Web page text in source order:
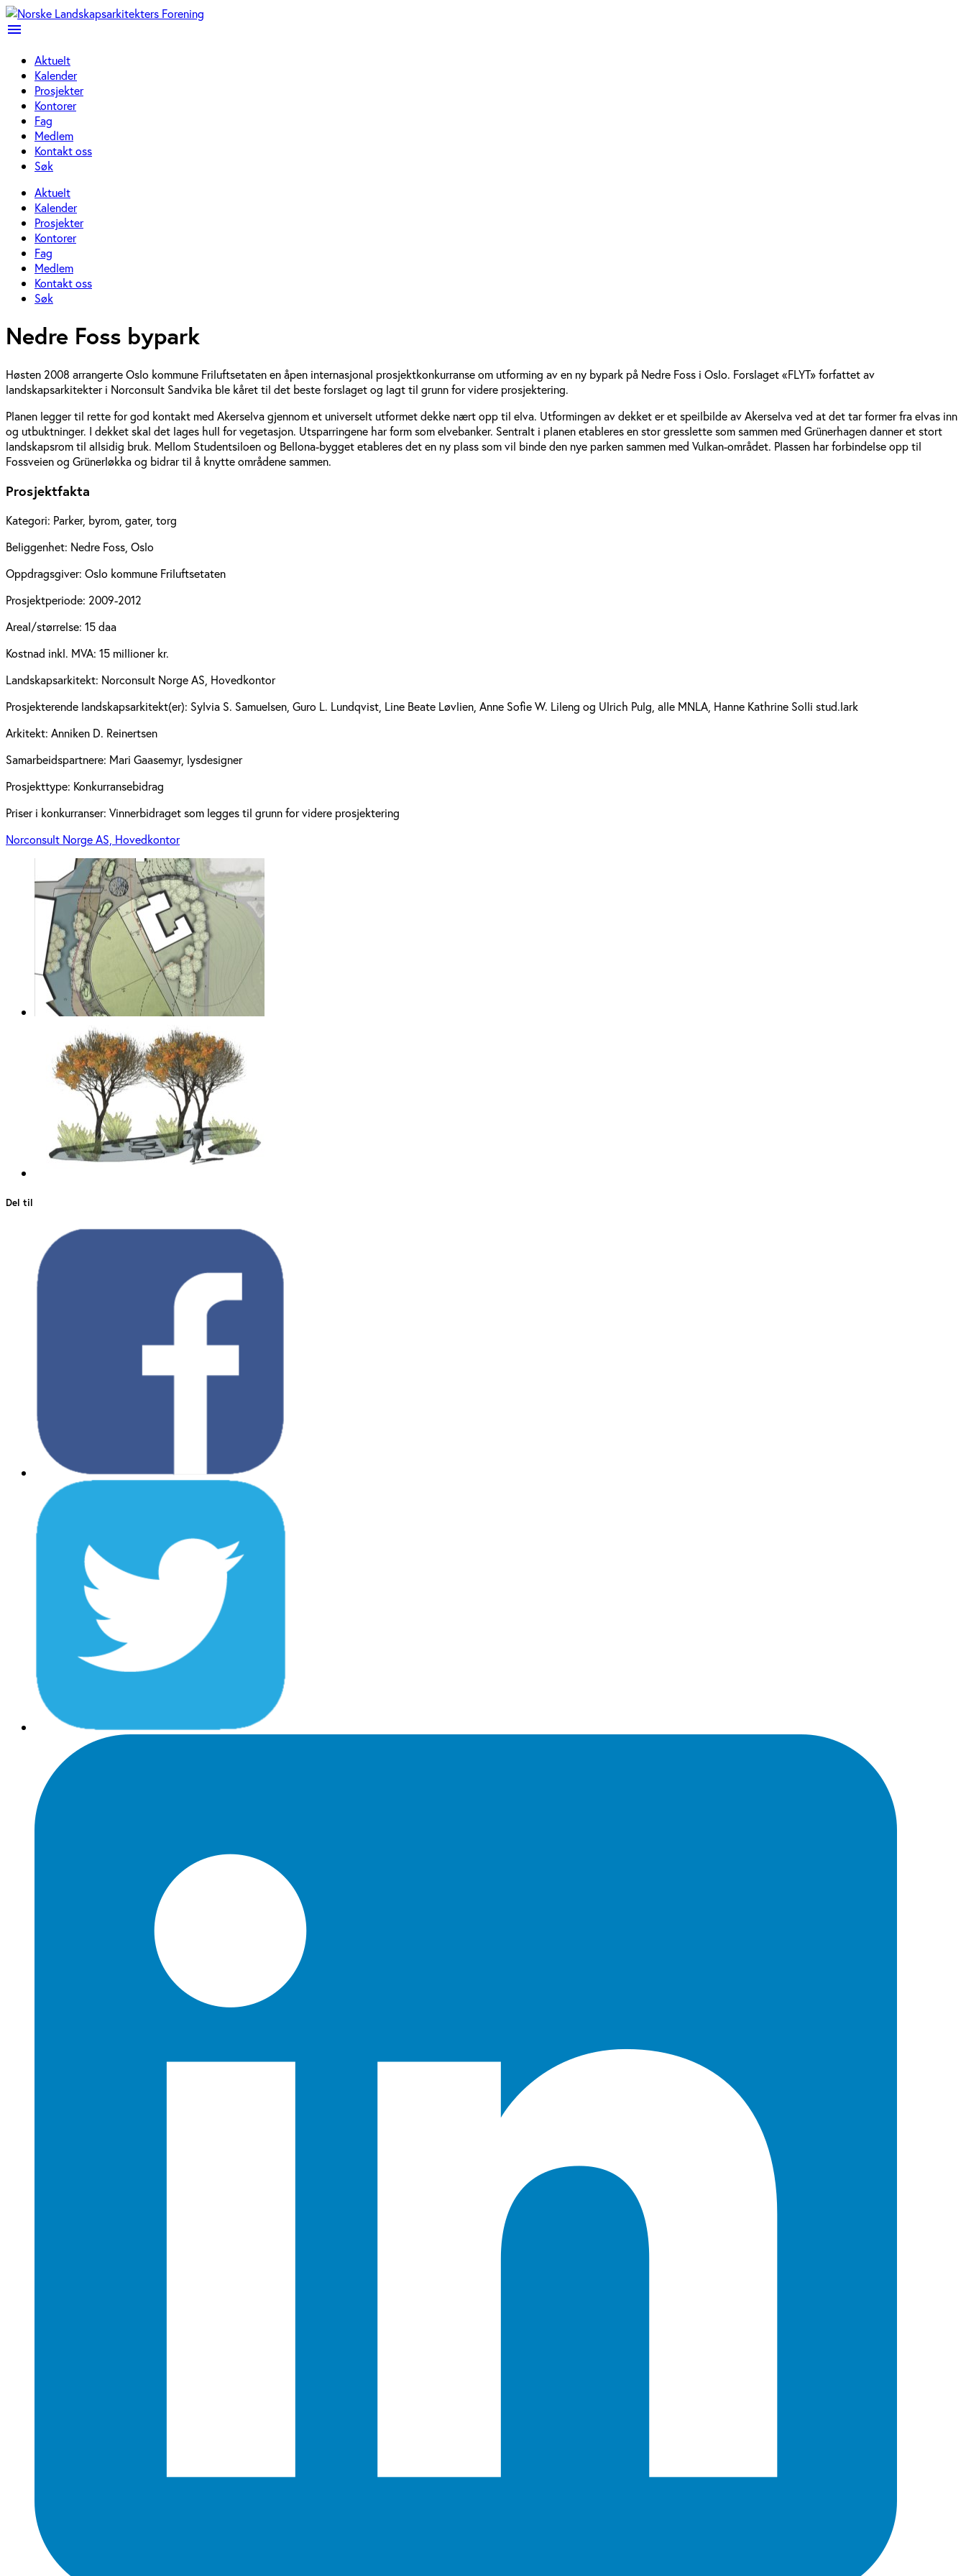
menu
Aktuelt
Kalender
Prosjekter
Kontorer
Fag
Medlem
Kontakt oss
Søk
Aktuelt
Kalender
Prosjekter
Kontorer
Fag
Medlem
Kontakt oss
Søk
Nedre Foss bypark
Høsten 2008 arrangerte Oslo kommune Friluftsetaten en åpen internasjonal prosjektkonkurranse om utforming av en ny bypark på Nedre Foss i Oslo. Forslaget «FLYT» forfattet av
landskapsarkitekter i Norconsult Sandvika ble kåret til det beste forslaget og lagt til grunn for videre prosjektering.
Planen legger til rette for god kontakt med Akerselva gjennom et universelt utformet dekke nært opp til elva. Utformingen av dekket er et speilbilde av Akerselva ved at det tar former fra elvas inn
og utbuktninger. I dekket skal det lages hull for vegetasjon. Utsparringene har form som elvebanker. Sentralt i planen etableres en stor gresslette som sammen med Grünerhagen danner et stort
landskapsrom til allsidig bruk. Mellom Studentsiloen og Bellona-bygget etableres det en ny plass som vil binde den nye parken sammen med Vulkan-området. Plassen har forbindelse opp til
Fossveien og Grünerløkka og bidrar til å knytte områdene sammen.
Prosjektfakta
Kategori: Parker, byrom, gater, torg
Beliggenhet: Nedre Foss, Oslo
Oppdragsgiver: Oslo kommune Friluftsetaten
Prosjektperiode: 2009-2012
Areal/størrelse: 15 daa
Kostnad inkl. MVA: 15 millioner kr.
Landskapsarkitekt: Norconsult Norge AS, Hovedkontor
Prosjekterende landskapsarkitekt(er): Sylvia S. Samuelsen, Guro L. Lundqvist, Line Beate Løvlien, Anne Sofie W. Lileng og Ulrich Pulg, alle MNLA, Hanne Kathrine Solli stud.lark
Arkitekt: Anniken D. Reinertsen
Samarbeidspartnere: Mari Gaasemyr, lysdesigner
Prosjekttype: Konkurransebidrag
Priser i konkurranser: Vinnerbidraget som legges til grunn for videre prosjektering
Norconsult Norge AS, Hovedkontor
Del til